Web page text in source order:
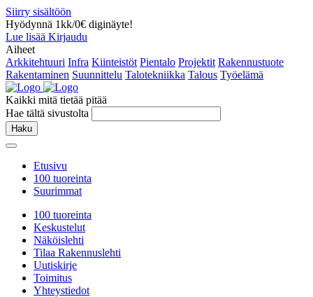
Siirry sisältöön
Hyödynnä 1kk/0€ diginäyte!
Lue lisää Kirjaudu
Aiheet
Arkkitehtuuri Infra Kiinteistöt Pientalo Projektit Rakennustuote
Rakentaminen Suunnittelu Talotekniikka Talous Työelämä
Kaikki mitä tietää pitää
Hae tältä sivustolta
Haku
Etusivu
100 tuoreinta
Suurimmat
100 tuoreinta
Keskustelut
Näköislehti
Tilaa Rakennuslehti
Uutiskirje
Toimitus
Yhteystiedot